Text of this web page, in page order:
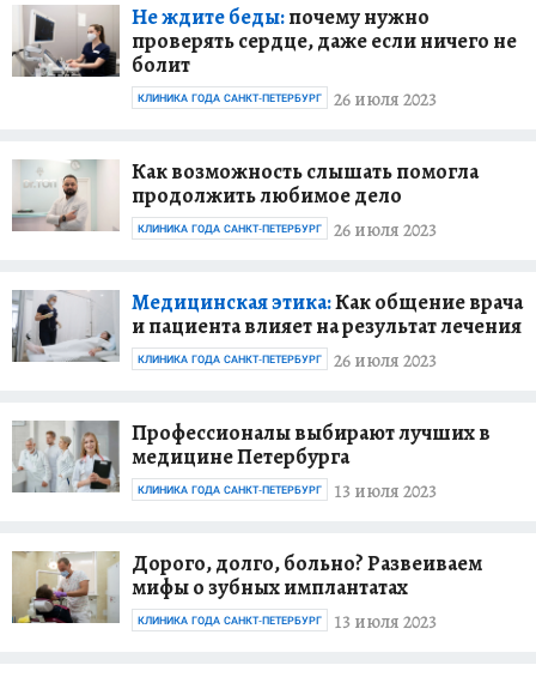
Не ждите беды:почему нужно
проверять сердце, даже если ничего не
болит
26 июля 2023
КЛИНИКА ГОДА САНКТ-ПЕТЕРБУРГ
Как возможность слышать помогла
продолжить любимое дело
26 июля 2023
КЛИНИКА ГОДА САНКТ-ПЕТЕРБУРГ
Медицинская этика:Как общение врача
и пациента влияет на результат лечения
26 июля 2023
КЛИНИКА ГОДА САНКТ-ПЕТЕРБУРГ
Профессионалы выбирают лучших в
медицине Петербурга
13 июля 2023
КЛИНИКА ГОДА САНКТ-ПЕТЕРБУРГ
Дорого, долго, больно? Развеиваем
мифы о зубных имплантатах
13 июля 2023
КЛИНИКА ГОДА САНКТ-ПЕТЕРБУРГ